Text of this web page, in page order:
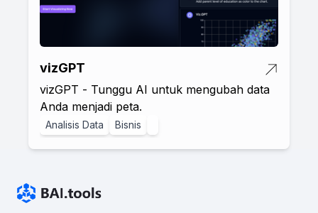
vizGPT
vizGPT - Tunggu AI untuk mengubah data
Anda menjadi peta.
Analisis Data Bisnis